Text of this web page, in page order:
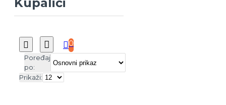
0
Poređaj
po:
Prikaži: